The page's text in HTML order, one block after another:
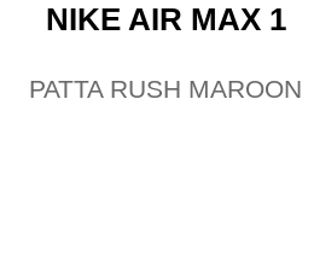
NIKE AIR MAX 1
PATTA RUSH MAROON